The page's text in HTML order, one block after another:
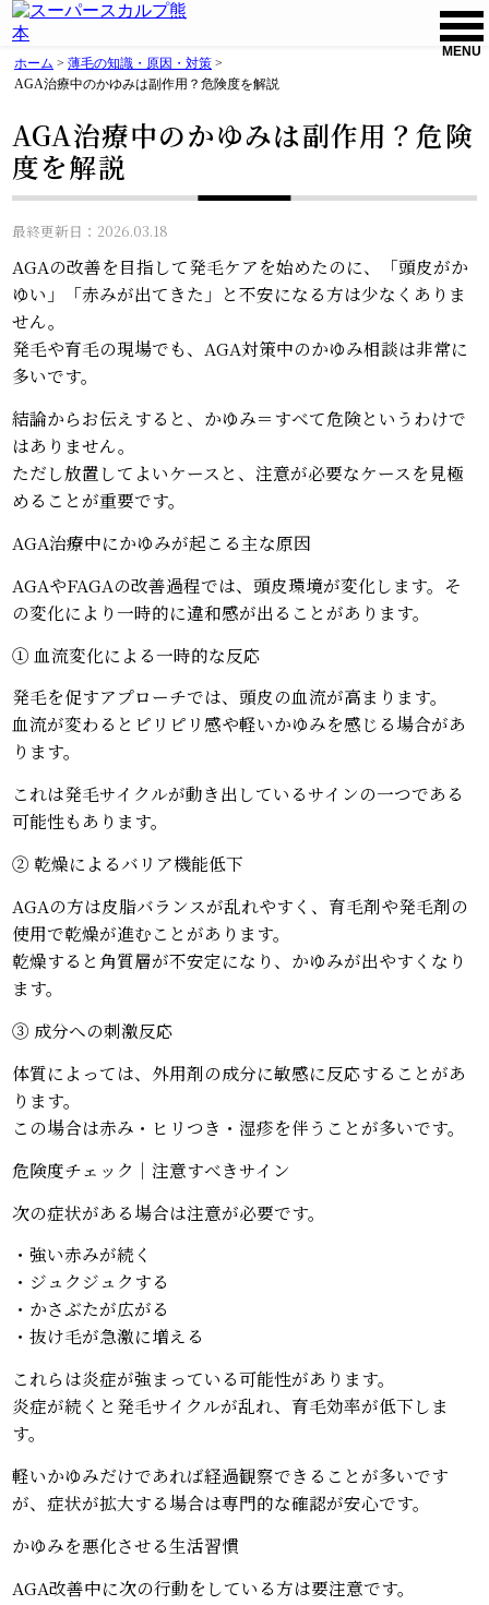
MENU
ホーム >薄毛の知識・原因・対策 >
AGA治療中のかゆみは副作用？危険度を解説
AGA治療中のかゆみは副作用？危険
度を解説
最終更新日：2026.03.18
AGAの改善を目指して発毛ケアを始めたのに、「頭皮がか
ゆい」「赤みが出てきた」と不安になる方は少なくありま
せん。
発毛や育毛の現場でも、AGA対策中のかゆみ相談は非常に
多いです。
結論からお伝えすると、かゆみ＝すべて危険というわけで
はありません。
ただし放置してよいケースと、注意が必要なケースを見極
めることが重要です。
AGA治療中にかゆみが起こる主な原因
AGAやFAGAの改善過程では、頭皮環境が変化します。そ
の変化により一時的に違和感が出ることがあります。
① 血流変化による一時的な反応
発毛を促すアプローチでは、頭皮の血流が高まります。
血流が変わるとピリピリ感や軽いかゆみを感じる場合があ
ります。
これは発毛サイクルが動き出しているサインの一つである
可能性もあります。
② 乾燥によるバリア機能低下
AGAの方は皮脂バランスが乱れやすく、育毛剤や発毛剤の
使用で乾燥が進むことがあります。
乾燥すると角質層が不安定になり、かゆみが出やすくなり
ます。
③ 成分への刺激反応
体質によっては、外用剤の成分に敏感に反応することがあ
ります。
この場合は赤み・ヒリつき・湿疹を伴うことが多いです。
危険度チェック｜注意すべきサイン
次の症状がある場合は注意が必要です。
・強い赤みが続く
・ジュクジュクする
・かさぶたが広がる
・抜け毛が急激に増える
これらは炎症が強まっている可能性があります。
炎症が続くと発毛サイクルが乱れ、育毛効率が低下しま
す。
軽いかゆみだけであれば経過観察できることが多いです
が、症状が拡大する場合は専門的な確認が安心です。
かゆみを悪化させる生活習慣
AGA改善中に次の行動をしている方は要注意です。